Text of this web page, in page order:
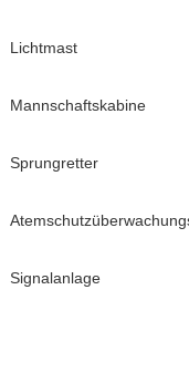
– 1
Lichtmast
– 4
Mannschaftskabine
–
–
–
Signalanlage
– 1
– 1
– 1